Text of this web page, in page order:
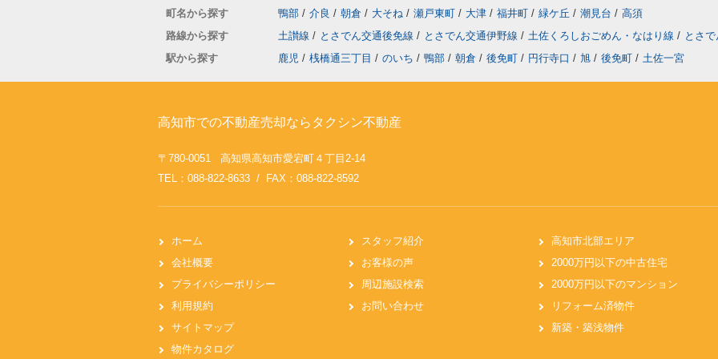
町名から探す
鴨部 / 介良 / 朝倉 / 大そね / 瀬戸東町 / 大津 / 福井町 / 緑ケ丘 / 潮見台 / 高須
路線から探す
土讃線 / とさでん交通後免線 / とさでん交通伊野線 / 土佐くろしおごめん・なはり線 / とさ
駅から探す
鹿児 / 桟橋通三丁目 / のいち / 鴨部 / 朝倉 / 後免町 / 円行寺口 / 旭 / 後免町 / 土佐一宮
高知市での不動産売却ならタクシン不動産
〒780-0051 高知県高知市愛宕町４丁目2-14
TEL：088-822-8633 / FAX：088-822-8592
ホーム
会社概要
プライバシーポリシー
利用規約
サイトマップ
物件カタログ
スタッフ紹介
お客様の声
周辺施設検索
お問い合わせ
高知市北部エリア
2000万円以下の中古住宅
2000万円以下のマンション
リフォーム済物件
新築・築浅物件